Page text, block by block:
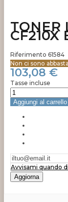
TONER
CF210X
Riferimento 61584
Non ci sono
103,08 €
Tasse incluse
Aggiungi al carrello
Avvisami quando